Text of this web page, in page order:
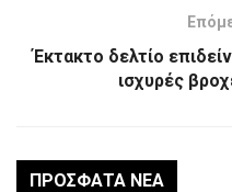
Έκτακτο δελτίο
ισχυρές
ΠΡΌΣΦΑΤΑ ΝΈΑ